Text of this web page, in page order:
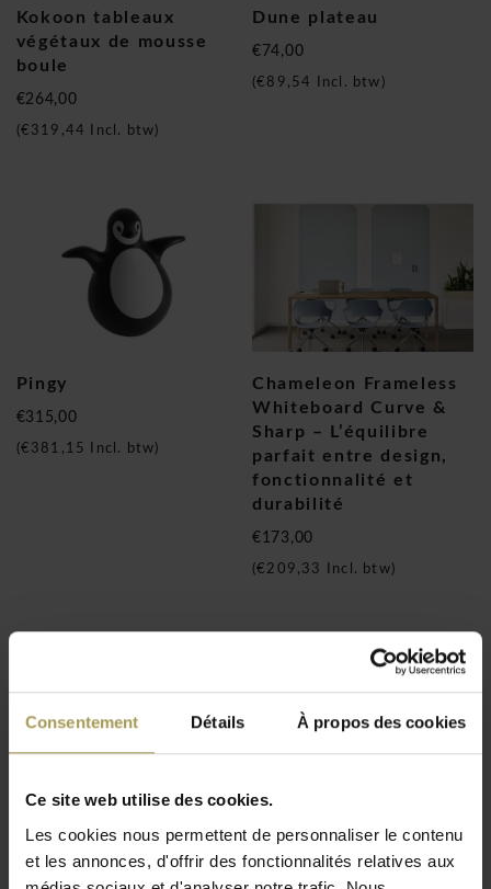
Consentement Détails À propos des cookies
Ce site web utilise des cookies.
Les cookies nous permettent de personnaliser le contenu
et les annonces, d'offrir des fonctionnalités relatives aux
Kokoon tableaux
végétaux de mousse
boule
€264,00
(€319,44 Incl. btw)
Dune plateau
€74,00
(€89,54 Incl. btw)
Pingy
€315,00
(€381,15 Incl. btw)
Chameleon Frameless
Whiteboard Curve &
Sharp – L’équilibre
parfait entre design,
fonctionnalité et
durabilité
€173,00
(€209,33 Incl. btw)
tableau blanc curve
€157,00
tableau blanc
€57,00